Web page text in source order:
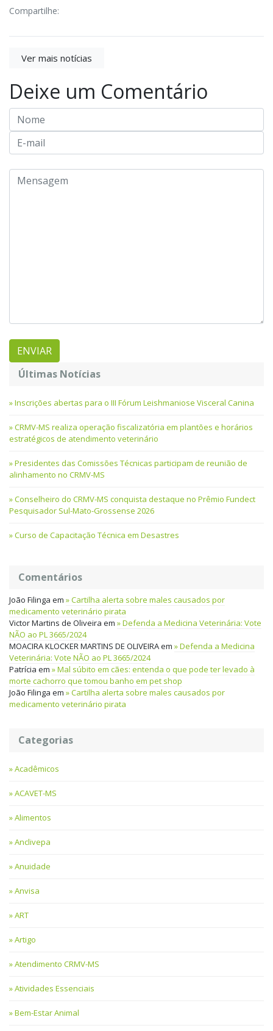
Compartilhe:
Ver mais notícias
Deixe um Comentário
Últimas Notícias
Inscrições abertas para o III Fórum Leishmaniose Visceral Canina
CRMV-MS realiza operação fiscalizatória em plantões e horários
estratégicos de atendimento veterinário
Presidentes das Comissões Técnicas participam de reunião de
alinhamento no CRMV-MS
Conselheiro do CRMV-MS conquista destaque no Prêmio Fundect
Pesquisador Sul-Mato-Grossense 2026
Curso de Capacitação Técnica em Desastres
Comentários
João Filinga em
Cartilha alerta sobre males causados por
medicamento veterinário pirata
Victor Martins de Oliveira em
Defenda a Medicina Veterinária: Vote
NÃO ao PL 3665/2024
MOACIRA KLOCKER MARTINS DE OLIVEIRAem
Defenda a Medicina
Veterinária: Vote NÃO ao PL 3665/2024
Patrícia em
Mal súbito em cães: entenda o que pode ter levado à
morte cachorro que tomou banho em pet shop
João Filinga em
Cartilha alerta sobre males causados por
medicamento veterinário pirata
Categorias
Acadêmicos
ACAVET-MS
Alimentos
Anclivepa
Anuidade
Anvisa
ART
Artigo
Atendimento CRMV-MS
Atividades Essenciais
Bem-Estar Animal